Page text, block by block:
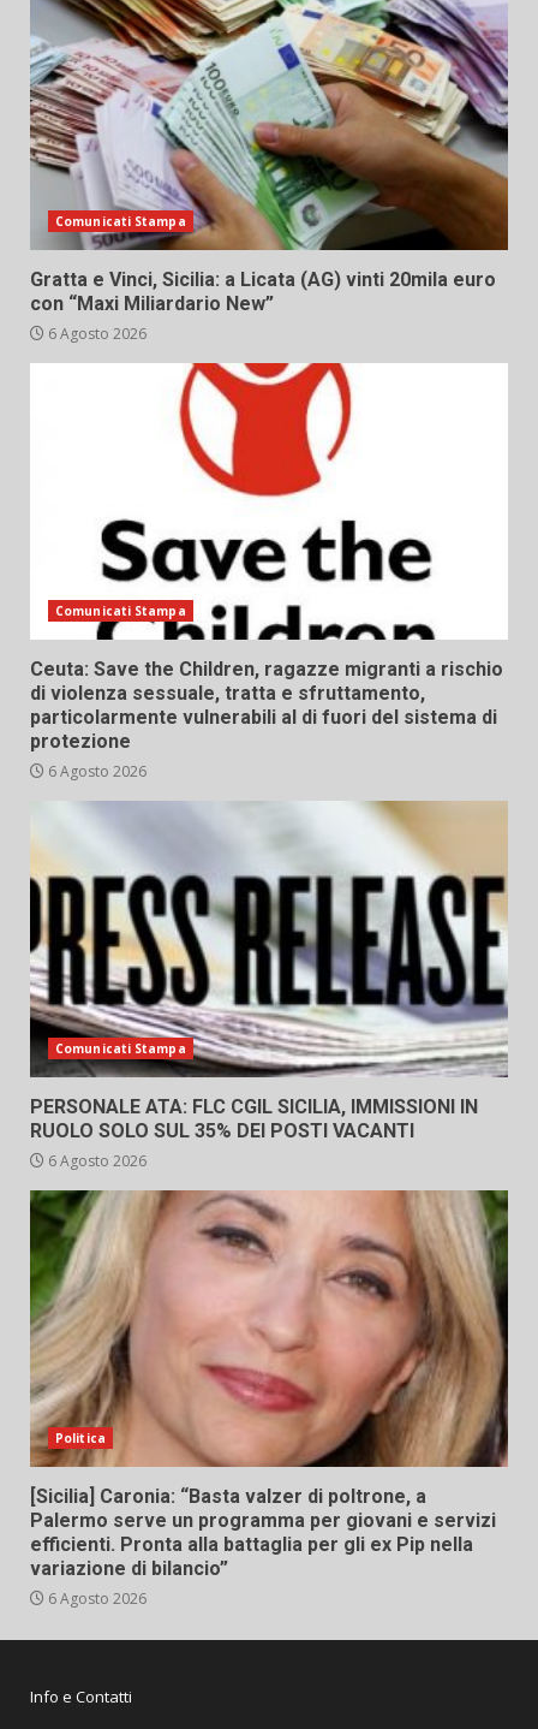
Comunicati Stampa
Gratta e Vinci, Sicilia: a Licata (AG) vinti 20mila euro
con “Maxi Miliardario New”
6 Agosto 2026
Comunicati Stampa
Ceuta: Save the Children, ragazze migranti a rischio
di violenza sessuale, tratta e sfruttamento,
particolarmente vulnerabili al di fuori del sistema di
protezione
6 Agosto 2026
Comunicati Stampa
PERSONALE ATA: FLC CGIL SICILIA, IMMISSIONI IN
RUOLO SOLO SUL 35% DEI POSTI VACANTI
6 Agosto 2026
Politica
[Sicilia] Caronia: “Basta valzer di poltrone, a
Palermo serve un programma per giovani e servizi
efficienti. Pronta alla battaglia per gli ex Pip nella
variazione di bilancio”
6 Agosto 2026
Info e Contatti